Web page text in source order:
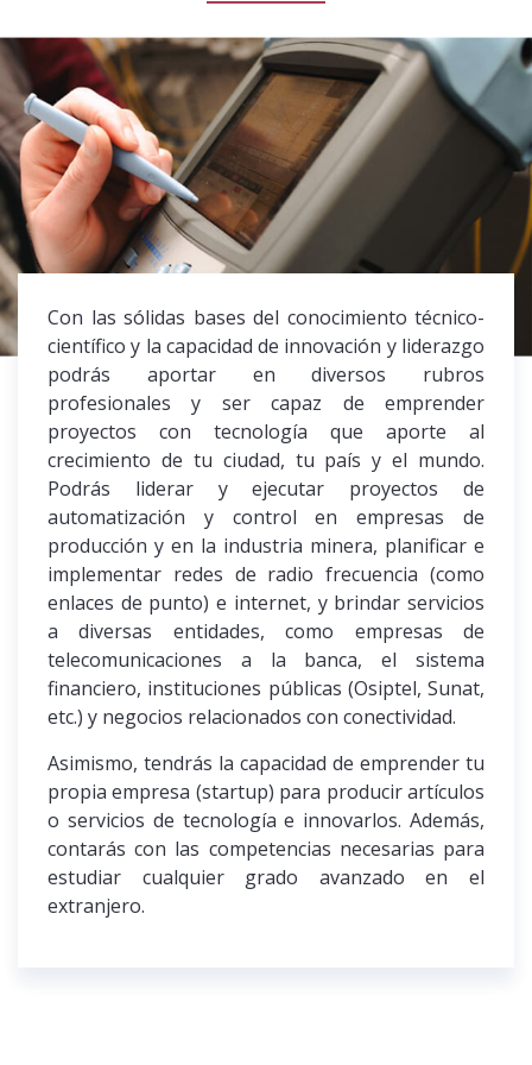
Con las sólidas bases del conocimiento técnico-
científico y la capacidad de innovación y liderazgo
podrás aportar en diversos rubros
profesionales y ser capaz de emprender
proyectos con tecnología que aporte al
crecimiento de tu ciudad, tu país y el mundo.
Podrás liderar y ejecutar proyectos de
automatización y control en empresas de
producción y en la industria minera, planificar e
implementar redes de radio frecuencia (como
enlaces de punto) e internet, y brindar servicios
a diversas entidades, como empresas de
telecomunicaciones a la banca, el sistema
financiero, instituciones públicas (Osiptel, Sunat,
etc.) y negocios relacionados con conectividad.
Asimismo, tendrás la capacidad de emprender tu
propia empresa (startup) para producir artículos
o servicios de tecnología e innovarlos. Además,
contarás con las competencias necesarias para
estudiar cualquier grado avanzado en el
extranjero.